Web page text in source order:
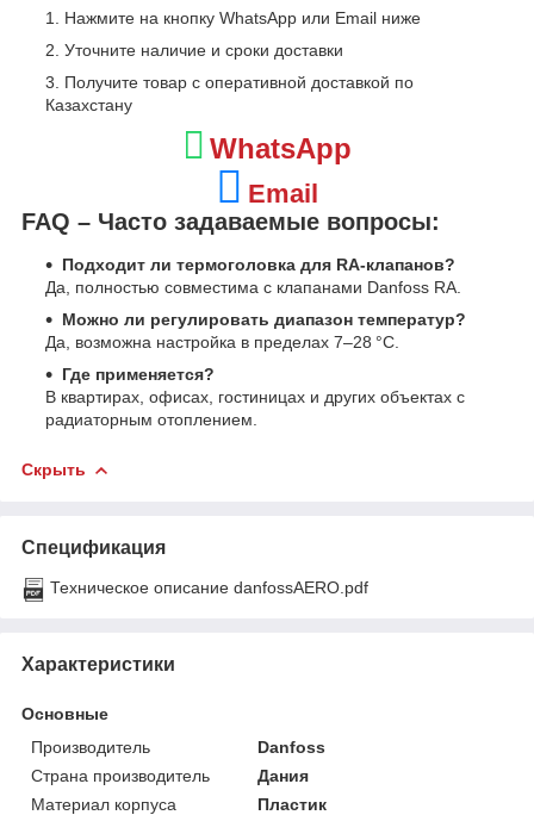
Нажмите на кнопку WhatsApp или Email ниже
Уточните наличие и сроки доставки
Получите товар с оперативной доставкой по
Казахстану
WhatsApp
Email
FAQ – Часто задаваемые вопросы:
Подходит ли термоголовка для RA-клапанов?
Да, полностью совместима с клапанами Danfoss RA.
Можно ли регулировать диапазон температур?
Да, возможна настройка в пределах 7–28 °C.
Где применяется?
В квартирах, офисах, гостиницах и других объектах с
радиаторным отоплением.
Скрыть
Спецификация
Техническое описание danfossAERO.pdf
Характеристики
Основные
Производитель
Danfoss
Страна производитель
Дания
Материал корпуса
Пластик